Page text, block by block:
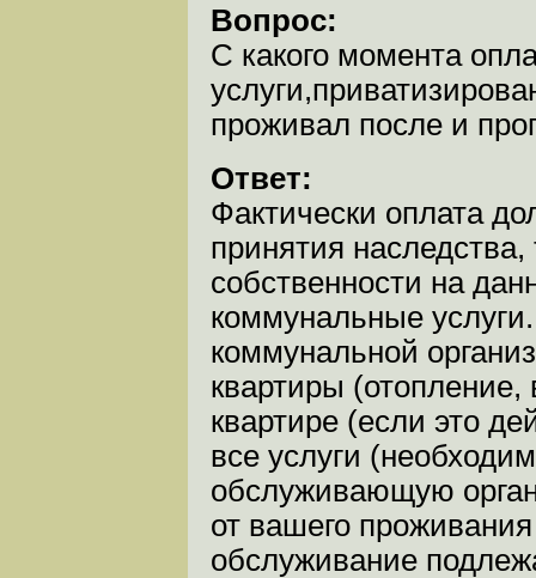
Вопрос:
С какого момента
проживал после и
Ответ:
Фактически оплата
принятия
собственности на
коммунальные
коммунальной
квартиры
квартире (если это
все услуги
обслуживающую
от вашего
обслуживание